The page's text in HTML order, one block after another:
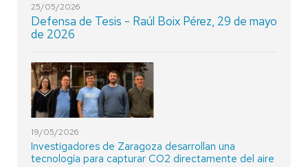
25/05/2026
Defensa de Tesis - Raúl Boix Pérez, 29 de mayo
de 2026
19/05/2026
Investigadores de Zaragoza desarrollan una
tecnología para capturar CO2 directamente del aire